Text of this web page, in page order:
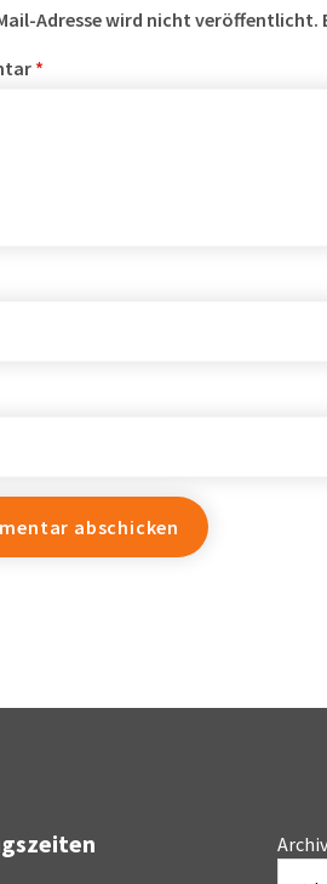
Adresse wird nicht veröffentlicht.
*
Archiv